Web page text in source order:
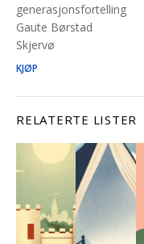
generasjonsfortelling
Gaute Børstad
Skjervø
KJØP
RELATERTE LISTER